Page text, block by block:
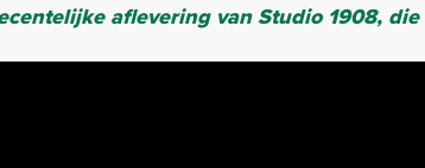
aflevering van Studio 1908,